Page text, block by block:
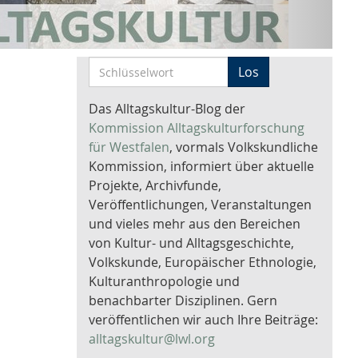
c
h
l
ü
s
s
e
l
w
o
r
t
-
S
Los
Das Alltagskultur-Blog der
Kommission Alltagskulturforschung
für Westfalen, vormals Volkskundliche
Kommission, informiert über aktuelle
Projekte, Archivfunde,
Veröffentlichungen, Veranstaltungen
und vieles mehr aus den Bereichen
von Kultur- und Alltagsgeschichte,
Volkskunde, Europäischer Ethnologie,
Kulturanthropologie und
benachbarter Disziplinen. Gern
veröffentlichen wir auch Ihre Beiträge:
alltagskultur@lwl.org